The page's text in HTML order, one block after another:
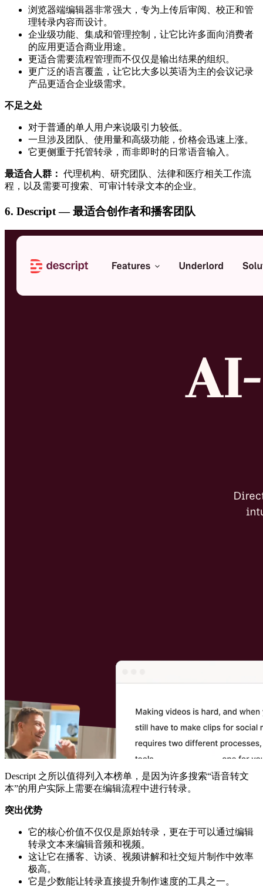
浏览器端编辑器非常强大，专为上传后审阅、校正和管
理转录内容而设计。
企业级功能、集成和管理控制，让它比许多面向消费者
的应用更适合商业用途。
更适合需要流程管理而不仅仅是输出结果的组织。
更广泛的语言覆盖，让它比大多以英语为主的会议记录
产品更适合企业级需求。
不足之处
对于普通的单人用户来说吸引力较低。
一旦涉及团队、使用量和高级功能，价格会迅速上涨。
它更侧重于托管转录，而非即时的日常语音输入。
最适合人群： 代理机构、研究团队、法律和医疗相关工作流
程，以及需要可搜索、可审计转录文本的企业。
6. Descript — 最适合创作者和播客团队
Descript 之所以值得列入本榜单，是因为许多搜索“语音转文
本”的用户实际上需要在编辑流程中进行转录。
突出优势
它的核心价值不仅仅是原始转录，更在于可以通过编辑
转录文本来编辑音频和视频。
这让它在播客、访谈、视频讲解和社交短片制作中效率
极高。
它是少数能让转录直接提升制作速度的工具之一。